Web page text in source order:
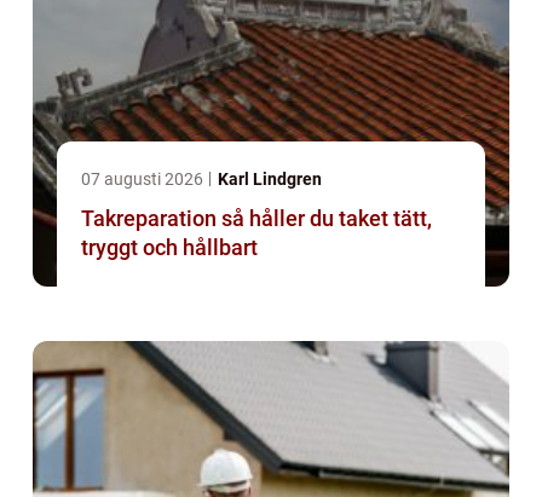
07 augusti 2026 Karl Lindgren
Takreparation så håller du taket tätt,
tryggt och hållbart